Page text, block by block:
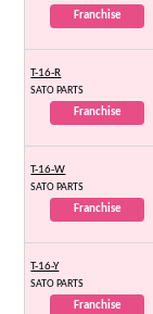
Franchise
T-16-R
SATO PARTS
Franchise
T-16-W
SATO PARTS
Franchise
T-16-Y
SATO PARTS
Franchise